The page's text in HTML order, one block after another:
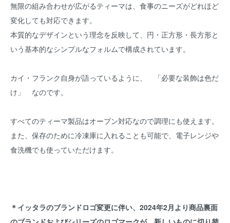
無限の組み合わせが広がるティーマは、食事のニーズがどれほど
変化しても対応できます。
本質的なデザインという理念を反映して、円・正方形・長方形と
いう基本的なシンプルなフォルムで構成されています。
カイ・フランク自身が語っているように、 「必要な装飾は色だ
け」 なのです。
すべてのティーマ製品はオーブン対応なので調理にも使えます。
また、保存のために冷凍庫に入れることも可能で、電子レンジや
食洗機でも使っていただけます。
＊イッタラのブランドロゴ変更に伴い、2024年2月より商品裏面